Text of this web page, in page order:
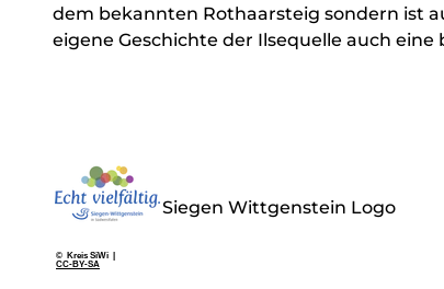
dem bekannten Rothaarsteig sondern ist
eigene Geschichte der Ilsequelle auch
© Kreis SiWi |
CC-BY-SA
Siegen Wittgenstein Logo